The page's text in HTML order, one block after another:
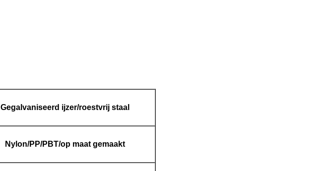
Gegalvaniseerd ijzer/roestvrij staal
Nylon/PP/PBT/op maat gemaakt